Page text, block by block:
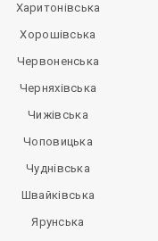
Харитонівська
Хорошівська
Червоненська
Черняхівська
Чижівська
Чоповицька
Чуднівська
Швайківська
Ярунська